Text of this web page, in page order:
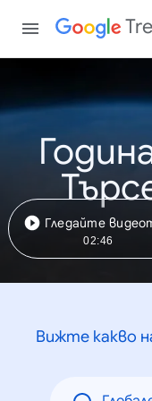
Гледайте
02:46
Вижте какво